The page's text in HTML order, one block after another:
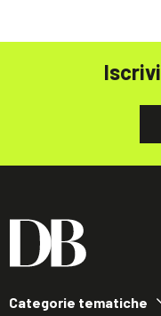
Categorie tematiche